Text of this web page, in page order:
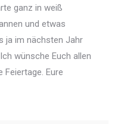
ganz in weiß
und etwas
ja im nächsten Jahr
wünsche Euch allen
Eure